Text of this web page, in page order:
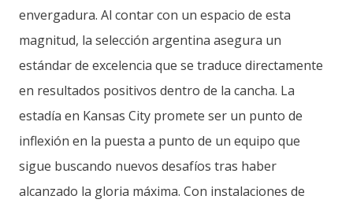
envergadura. Al contar con un espacio de esta
magnitud, la selección argentina asegura un
estándar de excelencia que se traduce directamente
en resultados positivos dentro de la cancha. La
estadía en Kansas City promete ser un punto de
inflexión en la puesta a punto de un equipo que
sigue buscando nuevos desafíos tras haber
alcanzado la gloria máxima. Con instalaciones de